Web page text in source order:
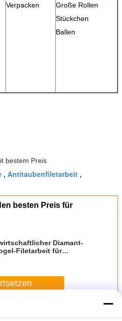
Verpacken
Große Rollen
Stückchen
Ballen
bestem Preis
, Antitaubenfiletarbeit ,
besten Preis für
Diamant-
Filetarbeit für